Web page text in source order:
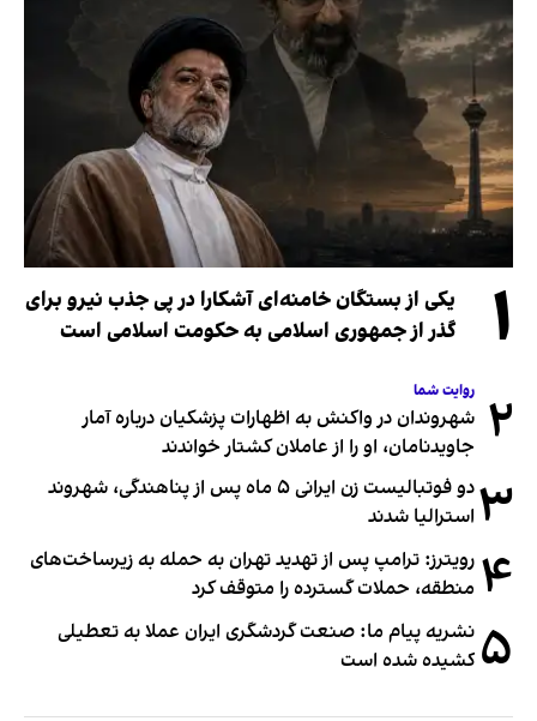
۱
یکی از بستگان خامنه‌ای آشکارا در پی جذب نیرو برای
گذر از جمهوری اسلامی به حکومت اسلامی است
۲ روایت شما
شهروندان در واکنش به اظهارات پزشکیان درباره آمار
جاویدنامان، او را از عاملان کشتار خواندند
۳
دو فوتبالیست زن ایرانی ۵ ماه پس از پناهندگی، شهروند
استرالیا شدند
۴ رویترز: ترامپ پس از تهدید تهران به حمله به زیرساخت‌های
منطقه، حملات گسترده را متوقف کرد
۵ نشریه پیام ما: صنعت گردشگری ایران عملا به تعطیلی
کشیده شده است